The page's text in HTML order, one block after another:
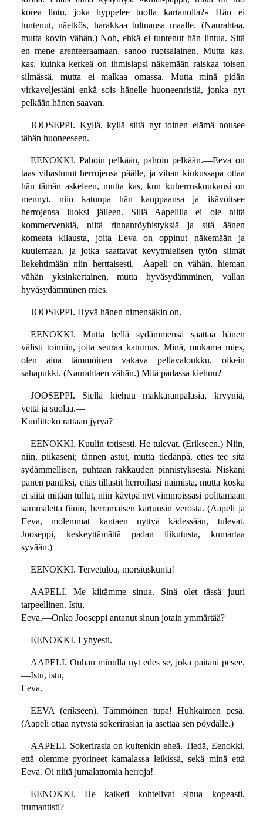
korea lintu, joka hyppelee tuolla kartanolla?» Hän ei
tuntenut, näetkös, harakkaa tultuansa maalle. (Naurahtaa,
mutta kovin vähän.) Noh, ehkä ei tuntenut hän lintua. Sitä
en mene arenteeraamaan, sanoo ruotsalainen. Mutta kas,
kas, kuinka kerkeä on ihmislapsi näkemään raiskaa toisen
silmässä, mutta ei malkaa omassa. Mutta minä pidän
virkaveljestäni enkä sois hänelle huoneenristiä, jonka nyt
pelkään hänen saavan.
JOOSEPPI. Kyllä, kyllä siitä nyt toinen elämä nousee
tähän huoneeseen.
EENOKKI. Pahoin pelkään, pahoin pelkään.—Eeva on
taas vihastunut herrojensa päälle, ja vihan kiukussapa ottaa
hän tämän askeleen, mutta kas, kun kuherruskuukausi on
mennyt, niin katuupa hän kauppaansa ja ikävöitsee
herrojensa luoksi jälleen. Sillä Aapelilla ei ole niitä
kommervenkiä, niitä rinnanröyhistyksiä ja sitä äänen
komeata kilausta, joita Eeva on oppinut näkemään ja
kuulemaan, ja jotka saattavat kevytmielisen tytön silmät
liekehtimään niin herttaisesti.—Aapeli on vähän, hieman
vähän yksinkertainen, mutta hyväsydämminen, vallan
hyväsydämminen mies.
JOOSEPPI. Hyvä hänen nimensäkin on.
EENOKKI. Mutta hellä sydämmensä saattaa hänen
välisti toimiin, joita seuraa katumus. Minä, mukama mies,
olen aina tämmöinen vakava pellavaloukku, oikein
sahapukki. (Naurahtaen vähän.) Mitä padassa kiehuu?
JOOSEPPI. Siellä kiehuu makkaranpalasia, kryyniä,
vettä ja suolaa.—
Kuulitteko rattaan jyryä?
EENOKKI. Kuulin totisesti. He tulevat. (Erikseen.) Niin,
niin, piikaseni; tännen astut, mutta tiedänpä, ettes tee sitä
sydämmellisen, puhtaan rakkauden pinnistyksestä. Niskani
panen pantiksi, ettäs tillastit herroiltasi naimista, mutta koska
ei siitä mitään tullut, niin käytpä nyt vimmoissasi polttamaan
sammaletta fiinin, herramaisen kartuusin verosta. (Aapeli ja
Eeva, molemmat kantaen nyttyä kädessään, tulevat.
Jooseppi, keskeyttämättä padan liikutusta, kumartaa
syvään.)
EENOKKI. Tervetuloa, morsiuskunta!
AAPELI. Me kiitämme sinua. Sinä olet tässä juuri
tarpeellinen. Istu,
Eeva.—Onko Jooseppi antanut sinun jotain ymmärtää?
EENOKKI. Lyhyesti.
AAPELI. Onhan minulla nyt edes se, joka paitani pesee.
—Istu, istu,
Eeva.
EEVA (erikseen). Tämmöinen tupa! Huhkaimen pesä.
(Aapeli ottaa nytystä sokerirasian ja asettaa sen pöydälle.)
AAPELI. Sokerirasia on kuitenkin eheä. Tiedä, Eenokki,
että olemme pyörineet kamalassa leikissä, sekä minä että
Eeva. Oi niitä jumalattomia herroja!
EENOKKI. He kaiketi kohtelivat sinua kopeasti,
trumantisti?